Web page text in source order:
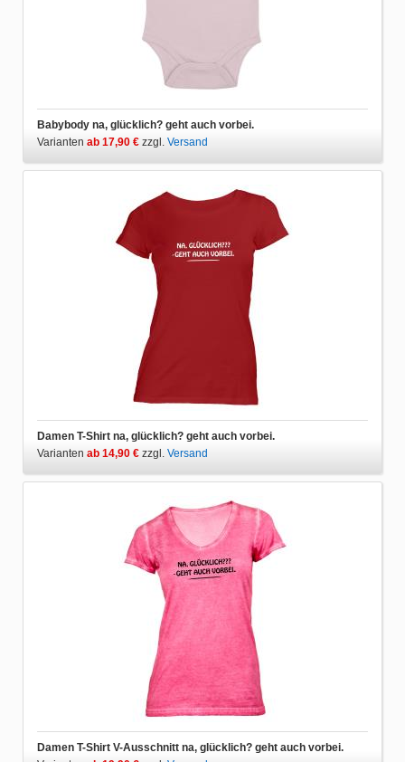
Babybody na, glücklich? geht auch vorbei.
Varianten ab 17,90 € zzgl. Versand
Damen T-Shirt na, glücklich? geht auch vorbei.
Varianten ab 14,90 € zzgl. Versand
Damen T-Shirt V-Ausschnitt na, glücklich? geht auch vorbei.